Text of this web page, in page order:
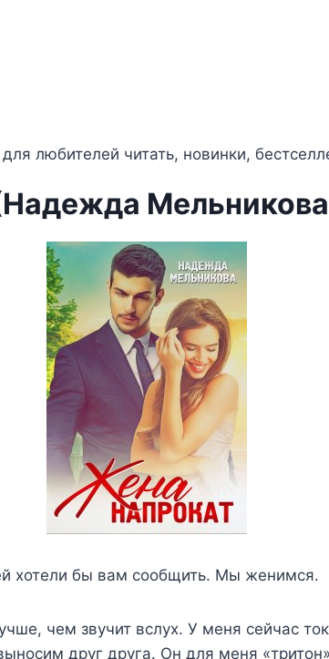
любителей читать, новинки,
хотели бы вам сообщить. Мы женимся.
чем звучит вслух. У меня сейчас
друг друга. Он для меня